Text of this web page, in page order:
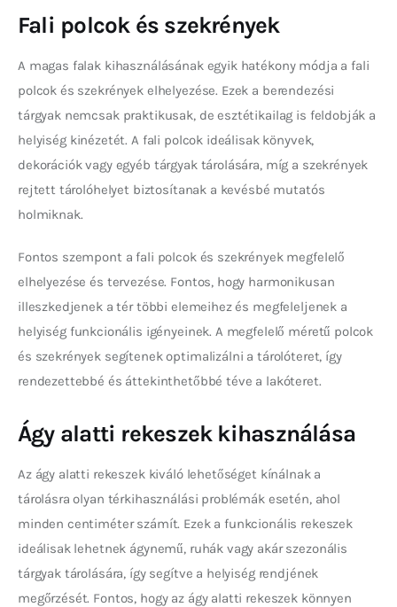
Fali polcok és szekrények
A magas falak kihasználásának egyik hatékony módja a fali
polcok és szekrények elhelyezése. Ezek a berendezési
tárgyak nemcsak praktikusak, de esztétikailag is feldobják a
helyiség kinézetét. A fali polcok ideálisak könyvek,
dekorációk vagy egyéb tárgyak tárolására, míg a szekrények
rejtett tárolóhelyet biztosítanak a kevésbé mutatós
holmiknak.
Fontos szempont a fali polcok és szekrények megfelelő
elhelyezése és tervezése. Fontos, hogy harmonikusan
illeszkedjenek a tér többi elemeihez és megfeleljenek a
helyiség funkcionális igényeinek. A megfelelő méretű polcok
és szekrények segítenek optimalizálni a tárolóteret, így
rendezettebbé és áttekinthetőbbé téve a lakóteret.
Ágy alatti rekeszek kihasználása
Az ágy alatti rekeszek kiváló lehetőséget kínálnak a
tárolásra olyan térkihasználási problémák esetén, ahol
minden centiméter számít. Ezek a funkcionális rekeszek
ideálisak lehetnek ágynemű, ruhák vagy akár szezonális
tárgyak tárolására, így segítve a helyiség rendjének
megőrzését. Fontos, hogy az ágy alatti rekeszek könnyen